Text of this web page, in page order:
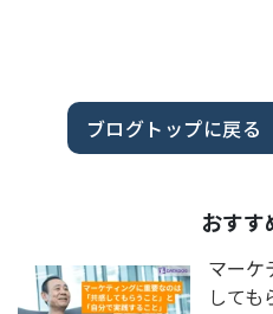
ブログトップに戻る
おすす
マーケ
して